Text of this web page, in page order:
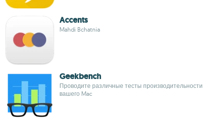
Accents
Mahdi Bchatnia
Geekbench
Проводите различные тесты производительности
вашего Mac